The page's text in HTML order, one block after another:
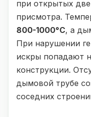
при открытых
присмотра.
800-1000°C, а
При нарушении
искры попадают
конструкции.
дымовой трубе
соседних